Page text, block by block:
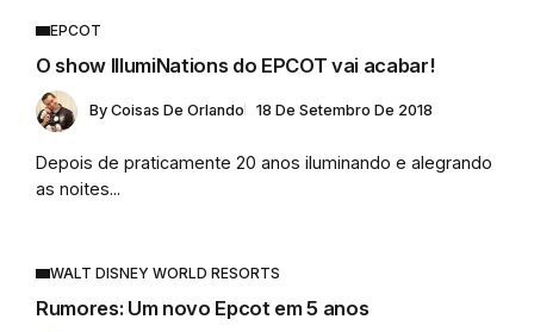
EPCOT
O show IllumiNations do EPCOT vai acabar!
By Coisas De Orlando 18 De Setembro De 2018
Depois de praticamente 20 anos iluminando e alegrando
as noites...
WALT DISNEY WORLD RESORTS
Rumores: Um novo Epcot em 5 anos